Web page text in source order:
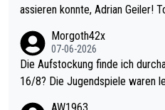
assieren konnte, Adrian Geiler!
Morgoth42x
07-06-2026
Die Aufstockung finde ich
16/8? Die Jugendspiele waren letztes Jahr durchaus sehr kurz
AW1963